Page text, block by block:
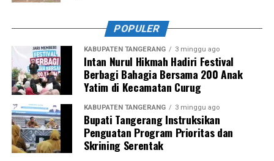
POPULER
KABUPATEN TANGERANG 3 minggu ago
Intan Nurul Hikmah Hadiri Festival
Berbagi Bahagia Bersama 200 Anak
Yatim di Kecamatan Curug
KABUPATEN TANGERANG 3 minggu ago
Bupati Tangerang Instruksikan
Penguatan Program Prioritas dan
Skrining Serentak